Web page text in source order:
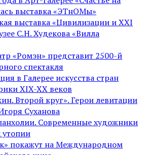
выставка «ЭТнОМы»
выставка «Цивилизации и ХХI
С.Н. Худекова «Вилла
«Ромэн» представит 2500-й
спектакля
в Галерее искусства стран
XIX-XX веков
Второй круг». Герои левитации
Суханова
Современные художники
покажут на Международном